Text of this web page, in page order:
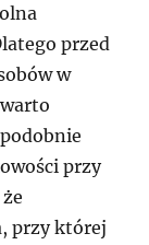
przed
w
przy
przy której